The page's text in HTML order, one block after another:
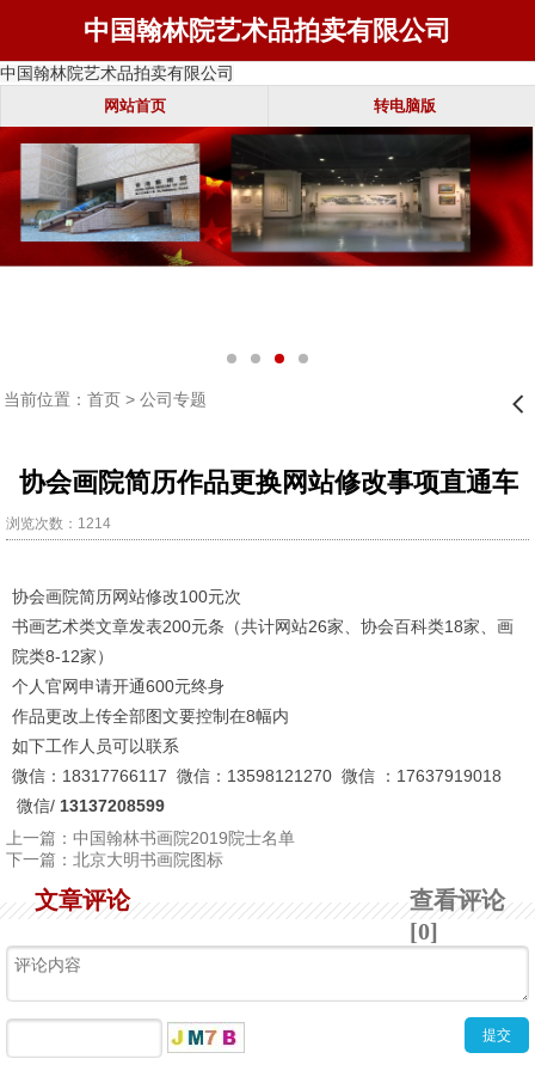
中国翰林院艺术品拍卖有限公司
中国翰林院艺术品拍卖有限公司
网站首页 转电脑版
当前位置： 首页> 公司专题 󰊒
协会画院简历作品更换网站修改事项直通车
浏览次数：1214
协会画院简历网站修改100元次
书画艺术类文章发表200元条（共计网站26家、协会百科类18家、画
院类8-12家）
个人官网申请开通600元终身
作品更改上传全部图文要控制在8幅内
如下工作人员可以联系
微信：18317766117 微信：13598121270 微信 ：17637919018
微信/ 13137208599
上一篇： 中国翰林书画院2019院士名单
下一篇： 北京大明书画院图标
查看评论
[0]
文章评论